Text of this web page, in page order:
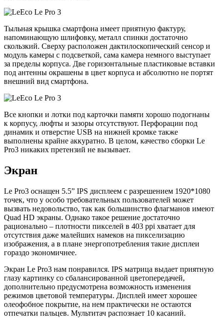
Тыльная крышка смартфона имеет приятную фактуру,
напоминающую шлифовку, металл спинки достаточно
скользкий. Сверху расположен дактилоскопический сенсор и
модуль камеры с подсветкой, сама камера немного выступает
за пределы корпуса. Две горизонтальные пластиковые вставки
под антенны окрашены в цвет корпуса и абсолютно не портят
внешний вид смартфона.
Все кнопки и лотки под карточки памяти хорошо подогнаны
к корпусу, люфты и зазоры отсутствуют. Перфорации под
динамик и отверстие USB на нижней кромке также
выполнены крайне аккуратно. В целом, качество сборки Le
Pro3 никаких претензий не вызывает.
Экран
Le Pro3 оснащен 5.5” IPS дисплеем с разрешением 1920*1080
точек, что у особо требовательных пользователей может
вызвать недовольство, так как большинство флагманов имеют
Quad HD экраны. Однако такое решение достаточно
рационально – плотности пикселей в 403 ppi хватает для
отсутствия даже малейших намеков на пикселизацию
изображения, а в плане энергопотребления такие дисплеи
гораздо экономичнее.
Экран Le Pro3 нам понравился. IPS матрица выдает приятную
глазу картинку со сбалансированной цветопередачей,
дополнительно предусмотрена возможность изменения
режимов цветовой температуры. Дисплей имеет хорошее
олеофобное покрытие, на нем практически не остаются
отпечатки пальцев. Мультитач распознает 10 касаний.